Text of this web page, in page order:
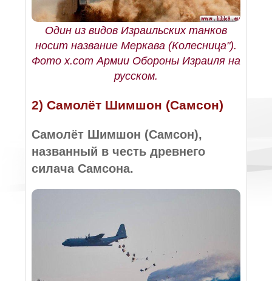
Один из видов Израильских танков
носит название Меркава (Колесница").
Фото x.com Армии Обороны Израиля на
русском.
2) Самолёт Шимшон (Самсон)
Самолёт Шимшон (Самсон),
названный в честь древнего
силача Самсона.